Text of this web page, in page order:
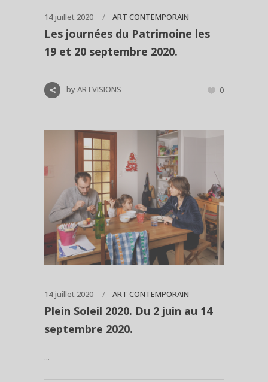
14 juillet 2020 ART CONTEMPORAIN
Les journées du Patrimoine les
19 et 20 septembre 2020.
byARTVISIONS 0
14 juillet 2020 ART CONTEMPORAIN
Plein Soleil 2020. Du 2 juin au 14
septembre 2020.
...